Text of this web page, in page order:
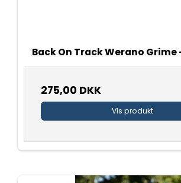
Back On Track Werano Grime
275,00 DKK
Vis produkt